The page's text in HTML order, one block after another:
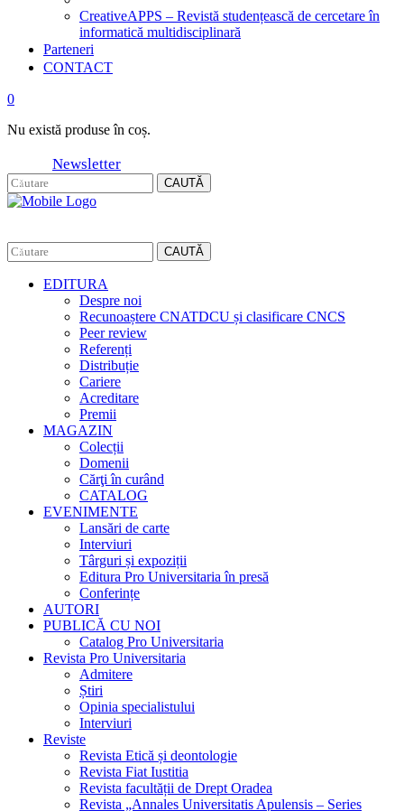
CreativeAPPS – Revistă studențească de cercetare în
informatică multidisciplinară
Parteneri
CONTACT
0
Nu există produse în coș.
Newsletter
CAUTĂ
CAUTĂ
EDITURA
Despre noi
Recunoaștere CNATDCU și clasificare CNCS
Peer review
Referenți
Distribuție
Cariere
Acreditare
Premii
MAGAZIN
Colecții
Domenii
Cărţi în curând
CATALOG
EVENIMENTE
Lansări de carte
Interviuri
Târguri și expoziții
Editura Pro Universitaria în presă
Conferințe
AUTORI
PUBLICĂ CU NOI
Catalog Pro Universitaria
Revista Pro Universitaria
Admitere
Știri
Opinia specialistului
Interviuri
Reviste
Revista Etică și deontologie
Revista Fiat Iustitia
Revista facultății de Drept Oradea
Revista „Annales Universitatis Apulensis – Series